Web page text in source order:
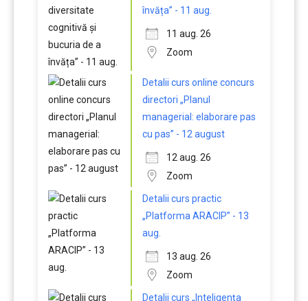
învăța” - 11 aug.
11 aug. 26
Zoom
Detalii curs online concurs
directori „Planul
managerial: elaborare pas
cu pas” - 12 august
12 aug. 26
Zoom
Detalii curs practic
„Platforma ARACIP” - 13
aug.
13 aug. 26
Zoom
Detalii curs „Inteligența